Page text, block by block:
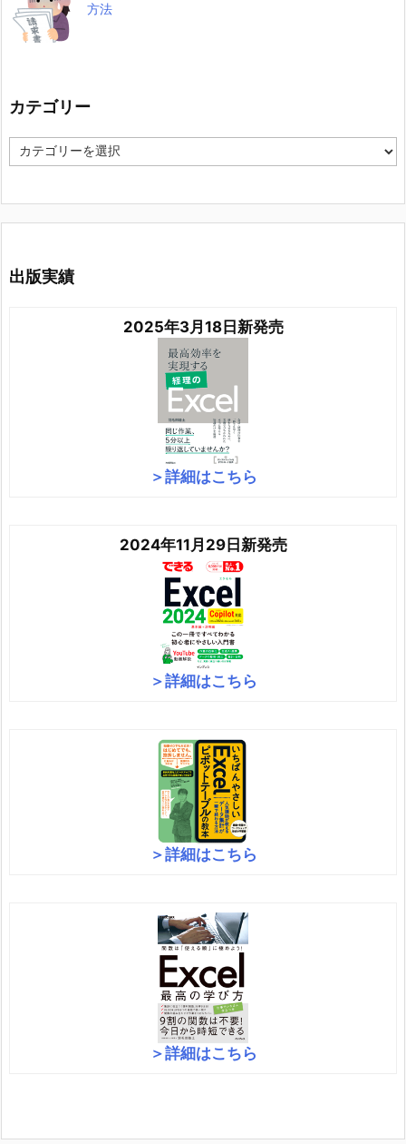
方法
カテゴリー
カ
テ
リ
出版実績
2025年3月18日新発売
＞詳細はこちら
2024年11月29日新発売
＞詳細はこちら
＞詳細はこちら
＞詳細はこちら